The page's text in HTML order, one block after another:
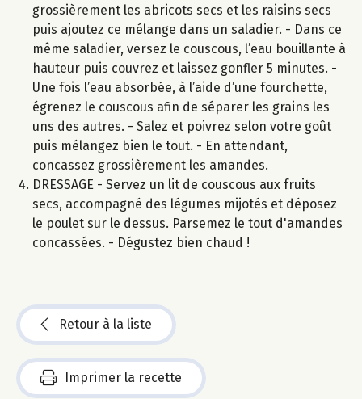
grossièrement les abricots secs et les raisins secs
puis ajoutez ce mélange dans un saladier. - Dans ce
même saladier, versez le couscous, l’eau bouillante à
hauteur puis couvrez et laissez gonfler 5 minutes. -
Une fois l’eau absorbée, à l’aide d’une fourchette,
égrenez le couscous afin de séparer les grains les
uns des autres. - Salez et poivrez selon votre goût
puis mélangez bien le tout. - En attendant,
concassez grossièrement les amandes.
DRESSAGE - Servez un lit de couscous aux fruits
secs, accompagné des légumes mijotés et déposez
le poulet sur le dessus. Parsemez le tout d'amandes
concassées. - Dégustez bien chaud !
Retour à la liste
Imprimer la recette